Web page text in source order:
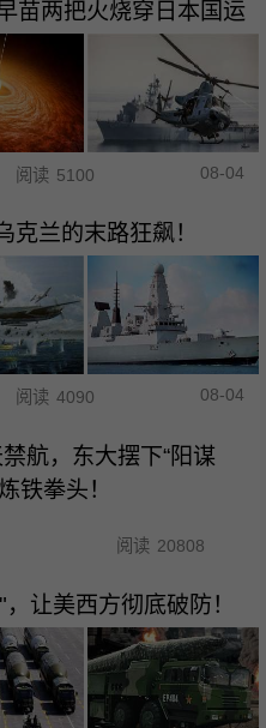
苗两把火烧穿日本国运
阅读 5100 08-04
克兰的末路狂飙！
阅读 4090 08-04
航，东大摆下“阳谋
铁拳头！
阅读 20808
让美西方彻底破防！